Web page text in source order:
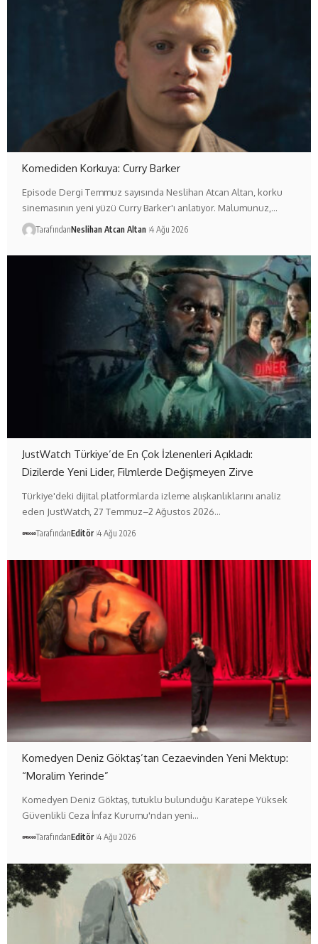
Komediden Korkuya: Curry Barker
Episode Dergi Temmuz sayısında Neslihan Atcan Altan, korku
sinemasının yeni yüzü Curry Barker'ı anlatıyor. Malumunuz,…
TarafındanNeslihan Atcan Altan 4 Ağu 2026
JustWatch Türkiye’de En Çok İzlenenleri Açıkladı:
Dizilerde Yeni Lider, Filmlerde Değişmeyen Zirve
Türkiye'deki dijital platformlarda izleme alışkanlıklarını analiz
eden JustWatch, 27 Temmuz–2 Ağustos 2026…
TarafındanEditör 4 Ağu 2026
Komedyen Deniz Göktaş’tan Cezaevinden Yeni Mektup:
“Moralim Yerinde”
Komedyen Deniz Göktaş, tutuklu bulunduğu Karatepe Yüksek
Güvenlikli Ceza İnfaz Kurumu'ndan yeni…
TarafındanEditör 4 Ağu 2026